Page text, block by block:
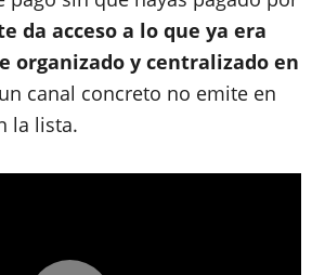
da acceso a lo que ya era
organizado y centralizado en
canal concreto no emite en
la lista.